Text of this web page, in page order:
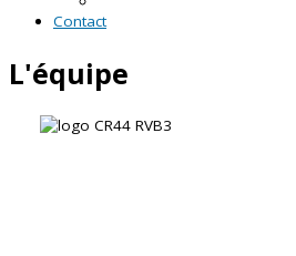
Contact
L'équipe